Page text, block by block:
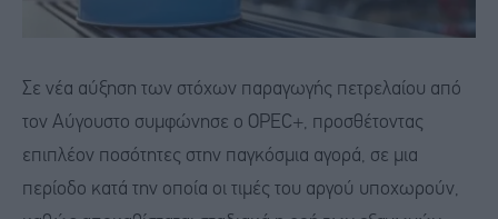
Σε νέα αύξηση των στόχων παραγωγής πετρελαίου από
τον Αύγουστο συμφώνησε ο OPEC+, προσθέτοντας
επιπλέον ποσότητες στην παγκόσμια αγορά, σε μια
περίοδο κατά την οποία οι τιμές του αργού υποχωρούν,